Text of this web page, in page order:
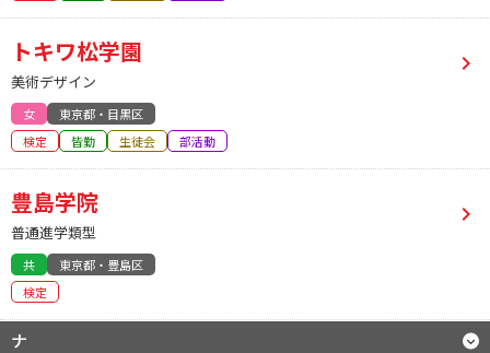
トキワ松学園
美術デザイン
女
東京都・目黒区
検定
皆勤 生徒会 部活動
豊島学院
普通進学類型
共
東京都・豊島区
検定
ナ